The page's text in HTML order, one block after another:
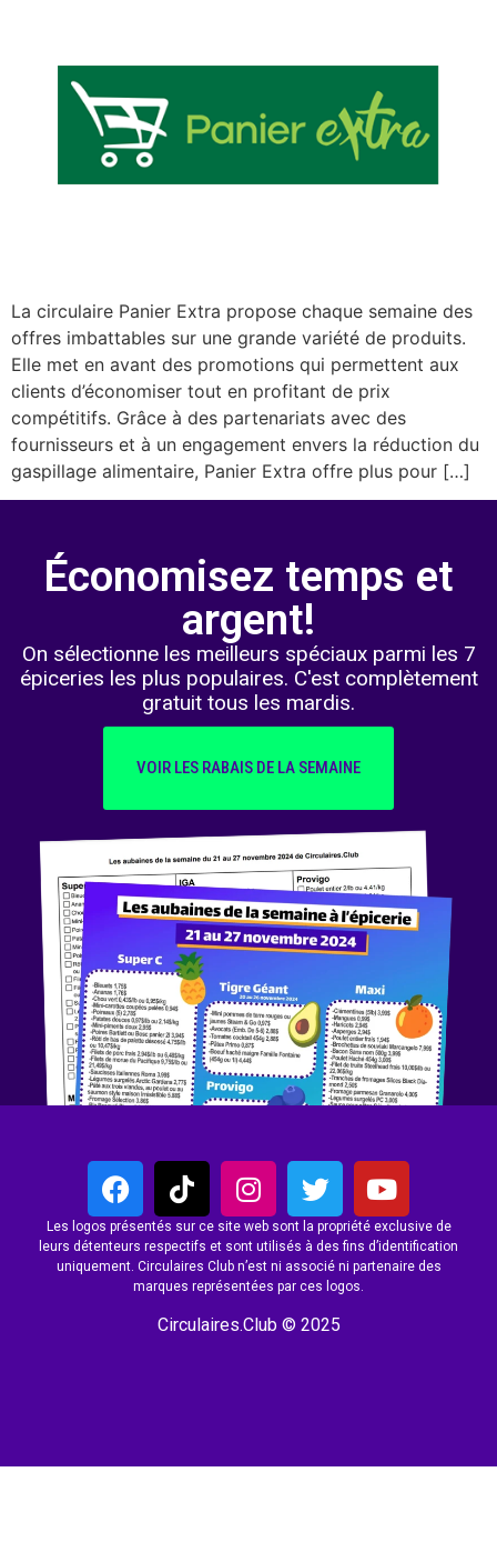
La circulaire Panier Extra propose chaque semaine des
offres imbattables sur une grande variété de produits.
Elle met en avant des promotions qui permettent aux
clients d’économiser tout en profitant de prix
compétitifs. Grâce à des partenariats avec des
fournisseurs et à un engagement envers la réduction du
gaspillage alimentaire, Panier Extra offre plus pour […]
Économisez temps et
argent!
On sélectionne les meilleurs spéciaux parmi les 7
épiceries les plus populaires. C'est complètement
gratuit tous les mardis.
VOIR LES RABAIS DE LA SEMAINE
Les logos présentés sur ce site web sont la propriété exclusive de
leurs détenteurs respectifs et sont utilisés à des fins d’identification
uniquement. Circulaires Club n’est ni associé ni partenaire des
marques représentées par ces logos.
Circulaires.Club © 2025